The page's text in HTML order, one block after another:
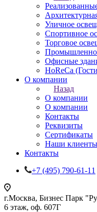
Уличное
Спортивное
Торговое
Офисные
HoReCa
О компании
Назад
О компании
О компании
Контакты
Реквизиты
Сертификаты
Наши клиенты
Контакты
+7 (495) 790-61-11
г.Москва, Бизнес Парк
6 этаж, оф. 607Г